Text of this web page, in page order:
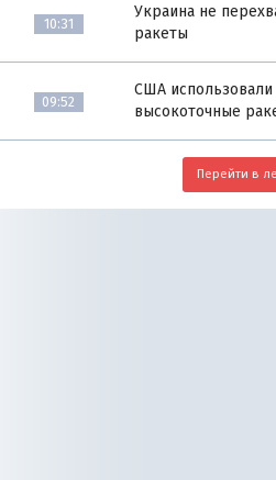
10:31
Украина не
ракеты
09:52
США использовали
высокоточные
Перейти в